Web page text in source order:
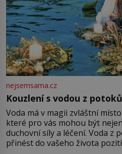
nejsemsama.cz
Kouzlení s vodou z
Voda má v magii zvláštní
které pro vás mohou být
duchovní síly a léčení. Voda z
přinést do vašeho života